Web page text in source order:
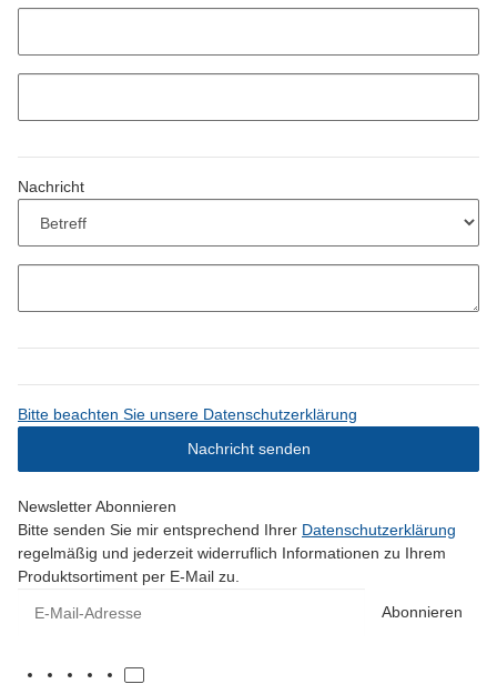
Nachricht
Bitte beachten Sie unsere Datenschutzerklärung
Nachricht senden
Newsletter Abonnieren
Bitte senden Sie mir entsprechend Ihrer Datenschutzerklärung
regelmäßig und jederzeit widerruflich Informationen zu Ihrem
Produktsortiment per E-Mail zu.
Abonnieren